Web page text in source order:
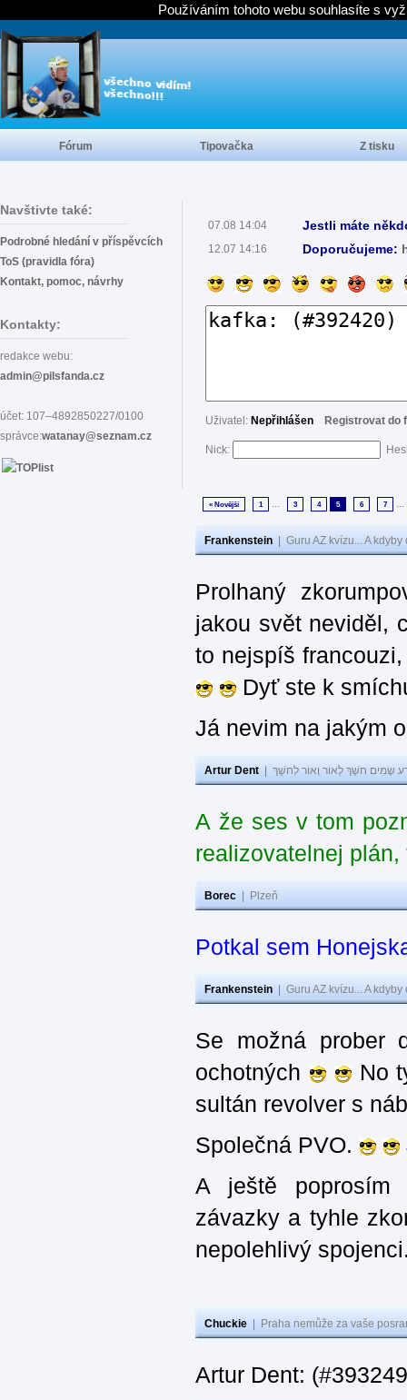
Navštivte také:
Podrobné hledání v příspěvcích
ToS (pravidla fóra)
Kontakt, pomoc, návrhy
Kontakty:
redakce webu:
admin@pilsfanda.cz
účet: 107–4892850227/0100
správce:watanay@seznam.cz
07.08 14:04 Jestli máte
12.07 14:16 Doporučujeme:
Uživatel: Nepřihlášen Registrovat do
Nick:
« Novější 1 ... 3 4 5 6 7 ...
Frankenstein Guru AZ kvízu... A
Prolhaný
jakou svět neviděl,
to nejspíš
Dyť ste k
Já nevim na jakým
Artur Dent שָׂמִים חֹשֶׁךְ לְאוֹר וְאוֹר לְחֹשֶׁךְ
A že ses v tom
realizovatelnej
Borec Plzeň
Potkal sem
Frankenstein Guru AZ kvízu... A
Se možná prober
ochotných
No
sultán revolver s
Společná PVO.
A ještě poprosím
závazky a tyhle
nepolehlivý
Chuckie Praha nemůže za vaše
Artur Dent:
Fórum Tipovačka Z tisku
Používáním tohoto webu souhlasíte s